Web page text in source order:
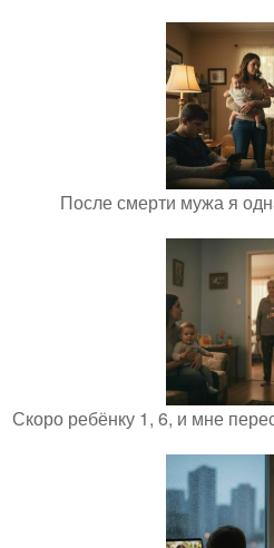
После смерти мужа я
Скоро ребёнку 1, 6, и мне